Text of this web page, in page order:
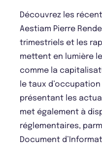
Découvrez les
Aestiam Pierre
trimestriels et les
mettent en lumière
comme la
le taux
présentant les
met également à
réglementaires,
Document